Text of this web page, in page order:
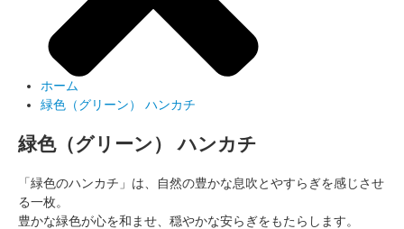
ホーム
緑色（グリーン） ハンカチ
緑色（グリーン） ハンカチ
「緑色のハンカチ」は、自然の豊かな息吹とやすらぎを感じさせ
る一枚。
豊かな緑色が心を和ませ、穏やかな安らぎをもたらします。